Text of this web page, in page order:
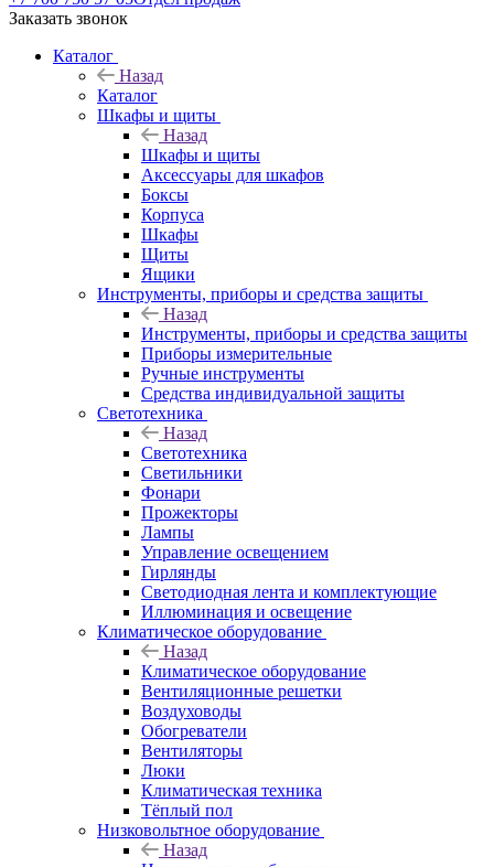
Заказать звонок
Каталог
Назад
Каталог
Шкафы и щиты
Назад
Шкафы и щиты
Аксессуары для шкафов
Боксы
Корпуса
Шкафы
Щиты
Ящики
Инструменты, приборы и средства защиты
Назад
Инструменты, приборы и средства защиты
Приборы измерительные
Ручные инструменты
Средства индивидуальной защиты
Светотехника
Назад
Светотехника
Светильники
Фонари
Прожекторы
Лампы
Управление освещением
Гирлянды
Светодиодная лента и комплектующие
Иллюминация и освещение
Климатическое оборудование
Назад
Климатическое оборудование
Вентиляционные решетки
Воздуховоды
Обогреватели
Вентиляторы
Люки
Климатическая техника
Тёплый пол
Низковольтное оборудование
Назад